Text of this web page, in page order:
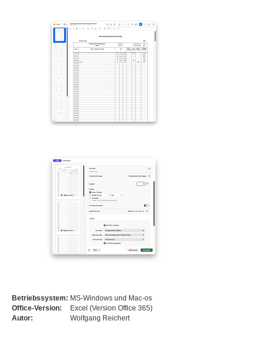
Betriebssystem: MS-Windows und Mac-os
Office-Version:
Excel (Version Office 365)
Autor:
Wolfgang Reichert